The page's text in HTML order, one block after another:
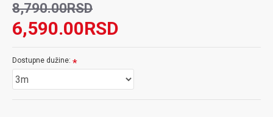
6,590.00RSD
8,790.00RSD
Dostupne dužine: